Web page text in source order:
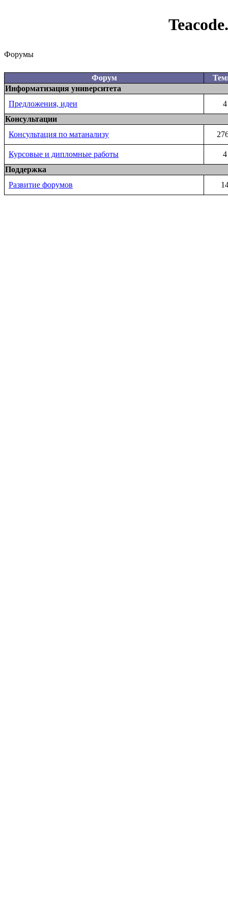
Форумы
Форум
Информатизация университета
Предложения, идеи
4
Консультации
Консультация по матанализу
Курсовые и дипломные работы
4
Поддержка
Развитие форумов